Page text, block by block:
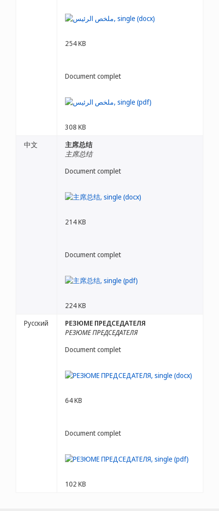
254 KB
Document complet
308 KB
中文
主席总结
主席总结
Document complet
214 KB
Document complet
224 KB
Русский
РЕЗЮМЕ ПРЕДСЕДАТЕЛЯ
РЕЗЮМЕ ПРЕДСЕДАТЕЛЯ
Document complet
64 KB
Document complet
102 KB